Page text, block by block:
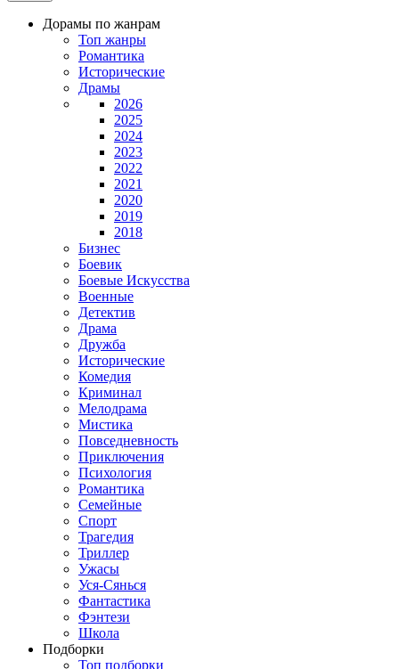
Дорамы по жанрам
Топ жанры
Романтика
Исторические
Драмы
2026
2025
2024
2023
2022
2021
2020
2019
2018
Бизнес
Боевик
Боевые Искусства
Военные
Детектив
Драма
Дружба
Исторические
Комедия
Криминал
Мелодрама
Мистика
Повседневность
Приключения
Психология
Романтика
Семейные
Спорт
Трагедия
Триллер
Ужасы
Уся-Сянься
Фантастика
Фэнтези
Школа
Подборки
Топ подборки